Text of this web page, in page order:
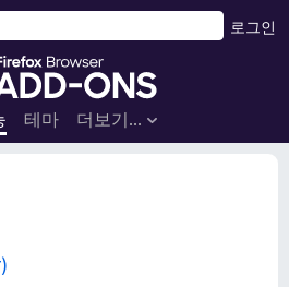
F
r
e
테마 더보기…
로그인